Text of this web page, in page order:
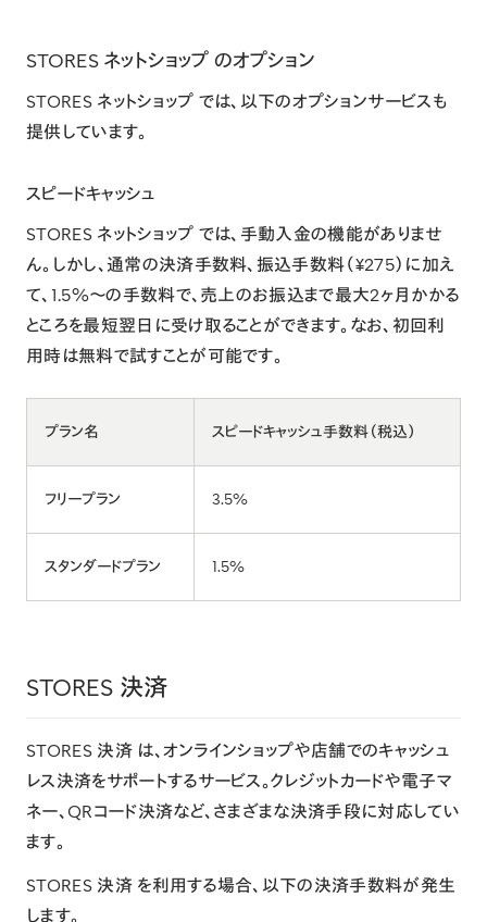
STORES ネットショップ のオプション
STORES ネットショップ では、以下のオプションサービスも
提供しています。
スピードキャッシュ
STORES ネットショップ では、手動入金の機能がありませ
ん。しかし、通常の決済手数料、振込手数料（¥275）に加え
て、1.5%〜の手数料で、売上のお振込まで最大2ヶ月かかる
ところを最短翌日に受け取ることができます。なお、初回利
用時は無料で試すことが可能です。
プラン名 スピードキャッシュ手数料（税込）
フリープラン 3.5%
スタンダードプラン 1.5%
STORES 決済
STORES 決済は、オンラインショップや店舗でのキャッシュ
レス決済をサポートするサービス。クレジットカードや電子マ
ネー、QRコード決済など、さまざまな決済手段に対応してい
ます。
STORES 決済 を利用する場合、以下の決済手数料が発生
します。